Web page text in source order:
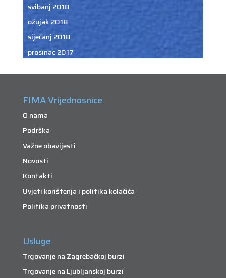
svibanj 2018
ožujak 2018
siječanj 2018
prosinac 2017
FIMA Vrijednosnice
O nama
Podrška
Važne obavijesti
Novosti
Kontakti
Uvjeti korištenja i politika kolačića
Politika privatnosti
Usluge
Trgovanje na Zagrebačkoj burzi
Trgovanje na Ljubljanskoj burzi